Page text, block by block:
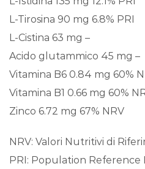
L-Tirosina 90 mg 6.8% PRI
L-Cistina 63 mg –
Acido glutammico 45 mg –
Vitamina B6 0.84 mg 60%
Vitamina B1 0.66 mg 60%
Zinco 6.72 mg 67% NRV
NRV: Valori Nutritivi di
PRI: Population Reference